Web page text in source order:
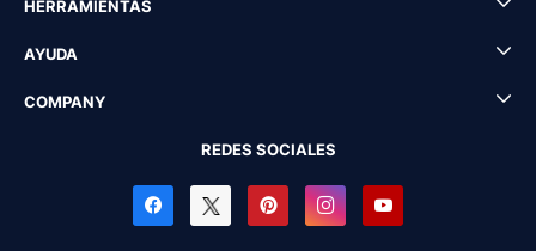
HERRAMIENTAS
AYUDA
COMPANY
REDES SOCIALES